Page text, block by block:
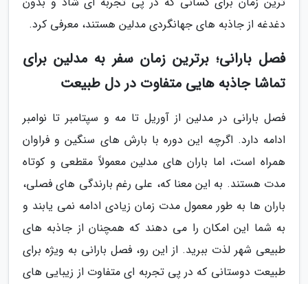
دغدغه از جاذبه های جهانگردی مدلین هستند، معرفی کرد.
فصل بارانی؛ برترین زمان سفر به مدلین برای
تماشا جاذبه هایی متفاوت در دل طبیعت
فصل بارانی در مدلین از آوریل تا مه و سپتامبر تا نوامبر
ادامه دارد. اگرچه این دوره با بارش های سنگین و فراوان
همراه است، اما باران های مدلین معمولاً مقطعی و کوتاه
مدت هستند. به این معنا که، علی رغم بارندگی های فصلی،
باران ها به طور معمول مدت زمان زیادی ادامه نمی یابند و
به شما این امکان را می دهند که همچنان از جاذبه های
طبیعی شهر لذت ببرید. از این رو، فصل بارانی به ویژه برای
طبیعت دوستانی که در پی تجربه ای متفاوت از زیبایی های